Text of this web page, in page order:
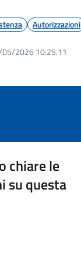
Autorizzazioni
2026 10:25.11
chiare le
su questa